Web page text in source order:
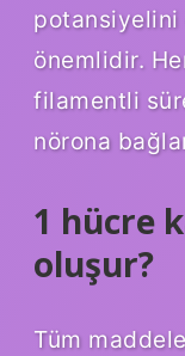
önemlidir.
filamentli
nörona
1 hücre
oluşur?
Tüm